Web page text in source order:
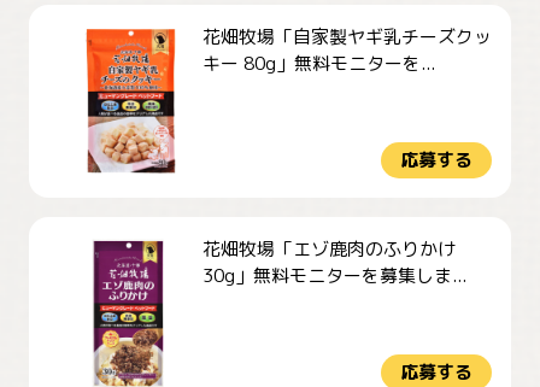
花畑牧場「自家製ヤギ乳チーズクッ
キー 80g」無料モニターを...
応募する
花畑牧場「エゾ鹿肉のふりかけ
30g」無料モニターを募集しま...
応募する